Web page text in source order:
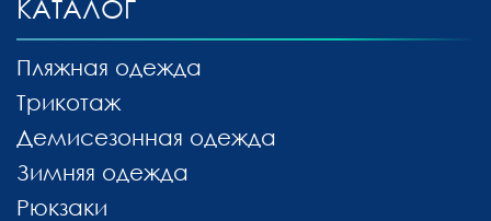
КАТАЛОГ
Пляжная одежда
Трикотаж
Демисезонная одежда
Зимняя одежда
Рюкзаки